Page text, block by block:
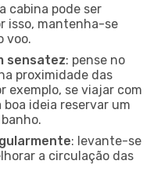
cabina pode ser
isso, mantenha-se
voo.
sensatez: pense no
proximidade das
exemplo, se viajar com
ideia reservar um
: levante-se
a circulação das